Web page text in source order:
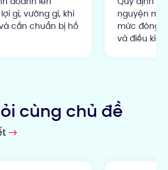
gì, vướng gì, khi
cần chuẩn bị hồ
nguyện
mức đóng
và điều
cùng chủ đề